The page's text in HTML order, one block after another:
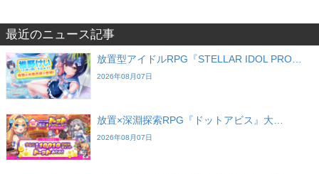
最近のニュース記事
放置型アイドルRPG『STELLAR IDOL PRO…
2026年08月07日
放置×深淵探索RPG『ドットアビス』大…
2026年08月07日